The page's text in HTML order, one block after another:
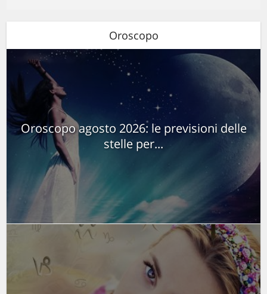
Oroscopo
Oroscopo agosto 2026: le previsioni delle
stelle per...